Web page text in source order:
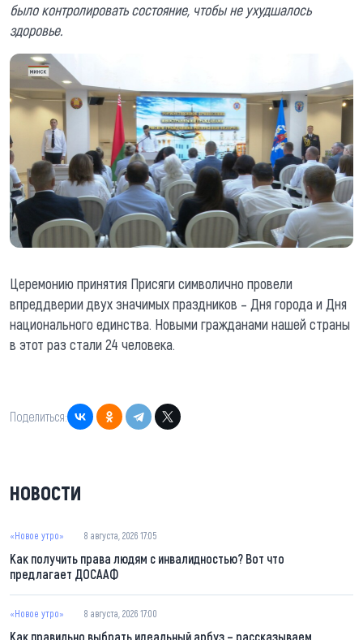
было контролировать состояние, чтобы не ухудшалось
здоровье.
Церемонию принятия Присяги символично провели
впреддверии двух значимых праздников – Дня города и Дня
национального единства. Новыми гражданами нашей страны
в этот раз стали 24 человека.
Поделиться:
НОВОСТИ
«Новое утро» 8 августа, 2026 17:05
Как получить права людям с инвалидностью? Вот что
предлагает ДОСААФ
«Новое утро» 8 августа, 2026 17:00
Как правильно выбрать идеальный арбуз – рассказываем